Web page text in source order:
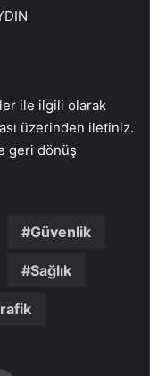
ile ilgili olarak
üzerinden iletiniz.
geri dönüş
Güvenlik
Sağlık